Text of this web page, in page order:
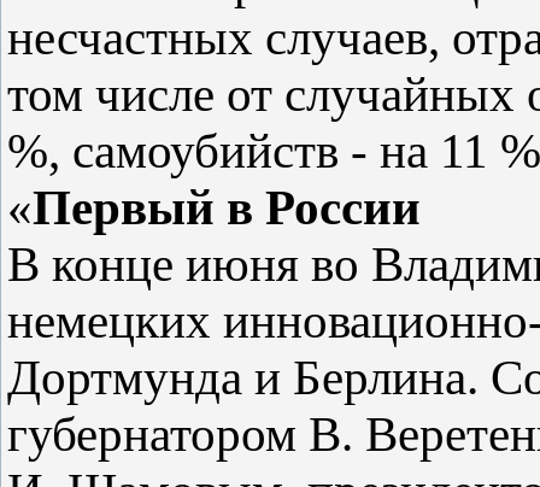
несчастных случаев,
том числе от случайных
%, самоубийств - на 11
«Первый в России
В конце июня во
немецких
Дортмунда и Берлина.
губернатором В.